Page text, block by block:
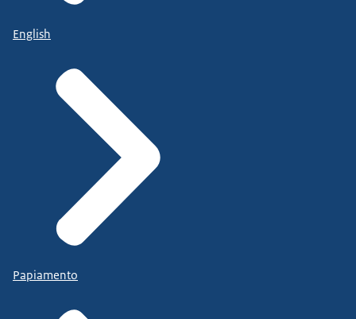
English
Papiamento